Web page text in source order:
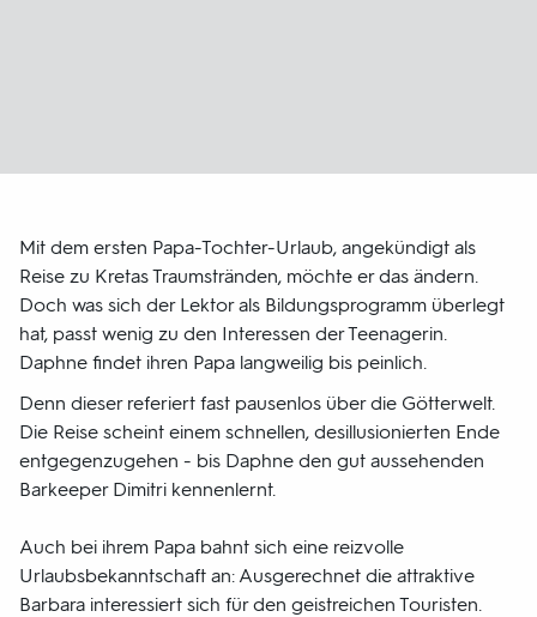
Mit dem ersten Papa-Tochter-Urlaub, angekündigt als
Reise zu Kretas Traumstränden, möchte er das ändern.
Doch was sich der Lektor als Bildungsprogramm überlegt
hat, passt wenig zu den Interessen der Teenagerin.
Daphne findet ihren Papa langweilig bis peinlich.
Denn dieser referiert fast pausenlos über die Götterwelt.
Die Reise scheint einem schnellen, desillusionierten Ende
entgegenzugehen - bis Daphne den gut aussehenden
Barkeeper Dimitri kennenlernt.
Auch bei ihrem Papa bahnt sich eine reizvolle
Urlaubsbekanntschaft an: Ausgerechnet die attraktive
Barbara interessiert sich für den geistreichen Touristen.